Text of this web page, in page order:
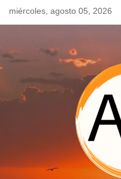
Skipmiércoles, agosto 05, 2026